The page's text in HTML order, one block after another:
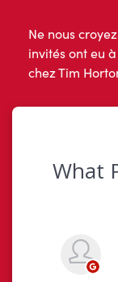
Ne nous
invités ont eu
chez Tim